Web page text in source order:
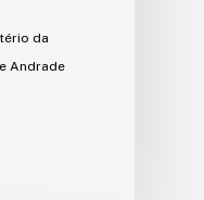
da
Andrade